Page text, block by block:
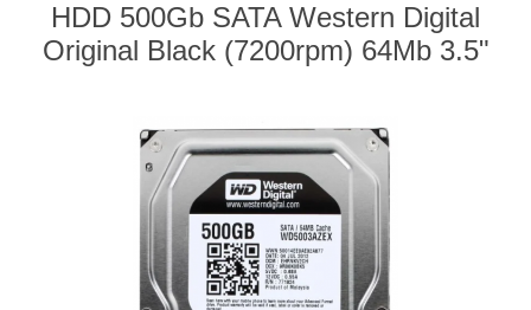
HDD 500Gb SATA Western Digital
Original Black (7200rpm) 64Mb 3.5"